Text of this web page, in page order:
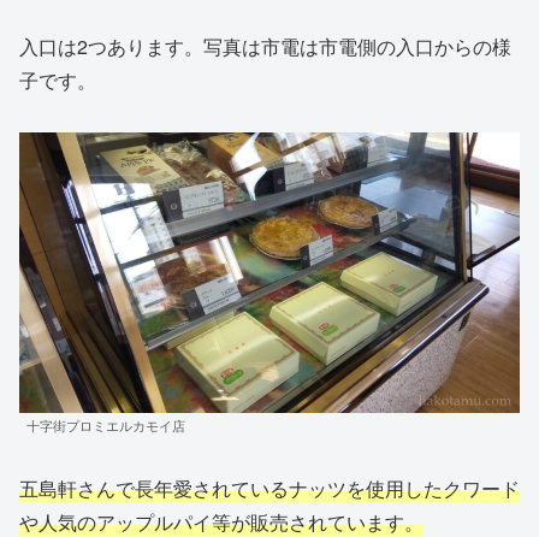
入口は2つあります。写真は市電は市電側の入口からの様
子です。
十字街プロミエルカモイ店
五島軒さんで長年愛されているナッツを使用したクワード
や人気のアップルパイ等が販売されています。